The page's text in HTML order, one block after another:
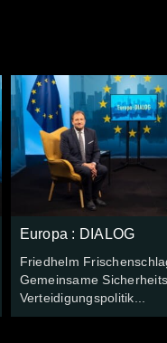
Europa : DIALOG
Friedhelm
Gemeinsame
Verteidigungspolitik...